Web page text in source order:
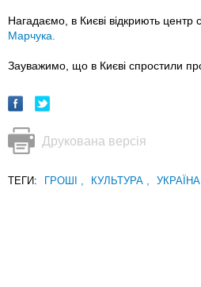
Нагадаємо, в Києві відкриють центр
Марчука.
Зауважимо, що в Києві спростили
Друкована версія
ТЕГИ: ГРОШІ , КУЛЬТУРА , УКРАЇНА